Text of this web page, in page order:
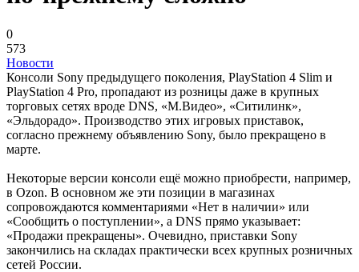
0
573
Новости
Консоли Sony предыдущего поколения, PlayStation 4 Slim и
PlayStation 4 Pro, пропадают из розницы даже в крупных
торговых сетях вроде DNS, «М.Видео», «Ситилинк»,
«Эльдорадо». Производство этих игровых приставок,
согласно прежнему объявлению Sony, было прекращено в
марте.
Некоторые версии консоли ещё можно приобрести, например,
в Ozon. В основном же эти позиции в магазинах
сопровождаются комментариями «Нет в наличии» или
«Сообщить о поступлении», а DNS прямо указывает:
«Продажи прекращены». Очевидно, приставки Sony
закончились на складах практически всех крупных розничных
сетей России.